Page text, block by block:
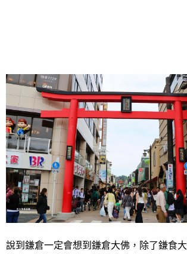
說到鎌倉一定會想到鎌倉大佛，除了鎌食